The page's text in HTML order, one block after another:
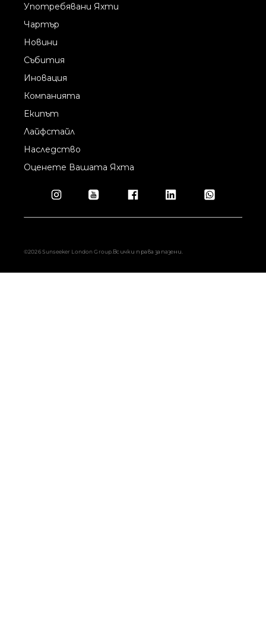
Употребявани Яхти
Чартър
Новини
Събития
Иновация
Компанията
Екипът
Лайфстайл
Наследство
Оценете Вашата Яхта
©2026 Sunseeker London Group.Всички права запазени.